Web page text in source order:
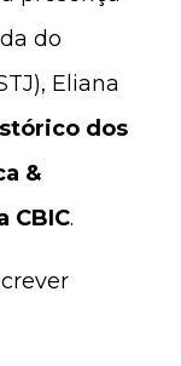
do
Eliana
dos
&
CBIC.